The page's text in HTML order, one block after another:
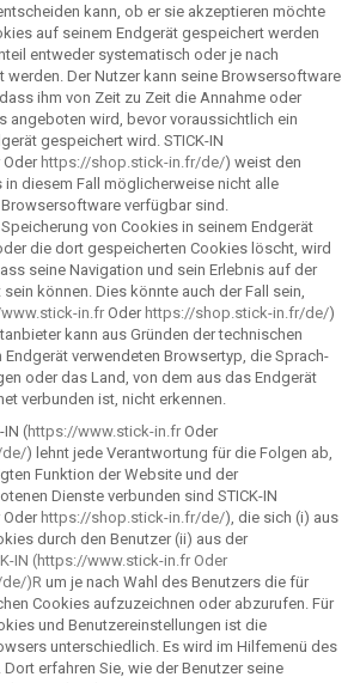
kann, ob er sie akzeptieren möchte
auf seinem Endgerät gespeichert werden
entweder systematisch oder je nach
werden. Der Nutzer kann seine Browsersoftware
ihm von Zeit zu Zeit die Annahme oder
angeboten wird, bevor voraussichtlich ein
gespeichert wird. STICK-IN
Oder https://shop.stick-in.fr/de/) weist den
in diesem Fall möglicherweise nicht alle
verfügbar sind.
von Cookies in seinem Endgerät
die dort gespeicherten Cookies löscht, wird
seine Navigation und sein Erlebnis auf der
können. Dies könnte auch der Fall sein,
in.fr Oder https://shop.stick-in.fr/de/)
kann aus Gründen der technischen
verwendeten Browsertyp, die Sprach-
oder das Land, von dem aus das Endgerät
verbunden ist, nicht erkennen.
IN (https://www.stick-in.fr Oder
de/) lehnt jede Verantwortung für die Folgen ab,
Funktion der Website und der
Dienste verbunden sind STICK-IN
Oder https://shop.stick-in.fr/de/), die sich (i) aus
durch den Benutzer (ii) aus der
IN (https://www.stick-in.fr Oder
de/)R um je nach Wahl des Benutzers die für
Cookies aufzuzeichnen oder abzurufen. Für
und Benutzereinstellungen ist die
unterschiedlich. Es wird im Hilfemenü des
erfahren Sie, wie der Benutzer seine